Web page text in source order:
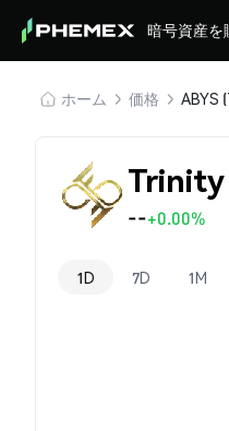
暗号資産を
ホーム 価格
Trinity
--+0.00%
1D 7D 1M